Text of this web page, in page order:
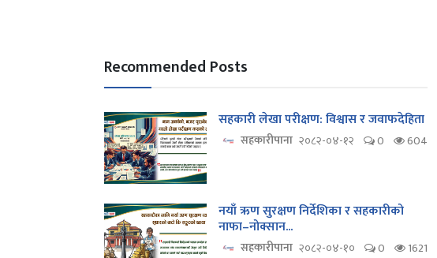
Recommended Posts
सहकारी लेखा परीक्षण: विश्वास र जवाफदेहिता
सहकारीपाना २०८२-०४-१२ 0 604
नयाँ ऋण सुरक्षण निर्देशिका र सहकारीको
नाफा–नोक्सान...
सहकारीपाना २०८२-०४-१० 0 1621